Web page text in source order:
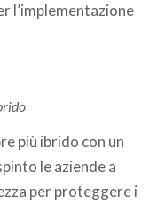
l’implementazione
più ibrido con un
le aziende a
per proteggere i